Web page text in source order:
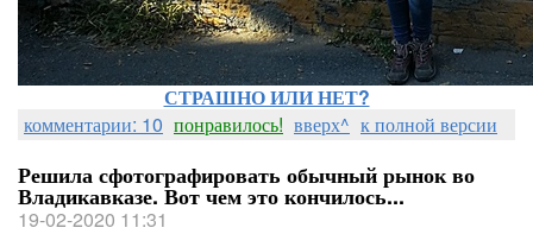
СТРАШНО ИЛИ НЕТ?
комментарии: 10 понравилось! вверх^ к полной версии
Решила сфотографировать обычный рынок во
Владикавказе. Вот чем это кончилось...
19-02-2020 11:31